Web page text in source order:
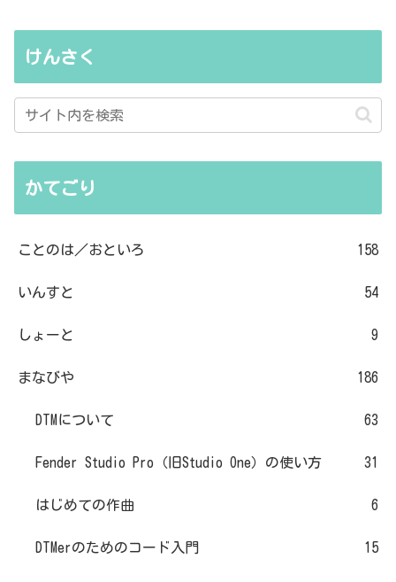
けんさく
かてごり
ことのは／おといろ 158
いんすと 54
しょーと 9
まなびや 186
DTMについて 63
Fender Studio Pro（旧Studio One）の使い方 31
はじめての作曲 6
DTMerのためのコード入門 15